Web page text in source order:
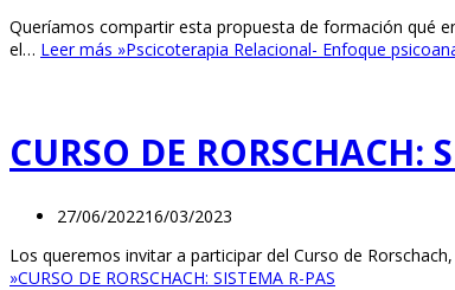
Queríamos compartir esta propuesta de formación qué
el… Leer más »Pscicoterapia Relacional- Enfoque
CURSO DE RORSCHACH:
27/06/202216/03/2023
Los queremos invitar a participar del Curso de
»CURSO DE RORSCHACH: SISTEMA R-PAS